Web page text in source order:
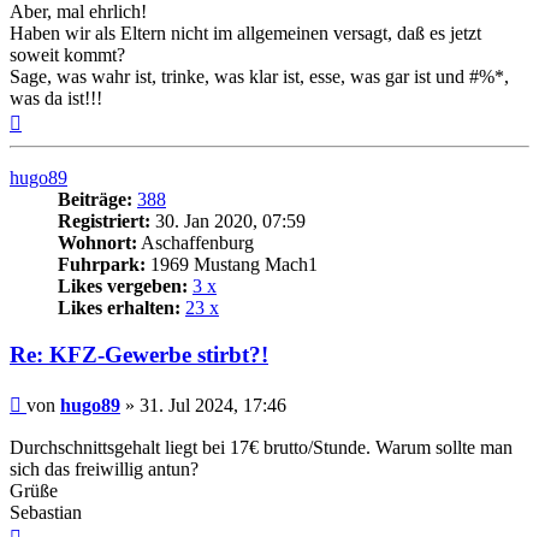
Aber, mal ehrlich!
Haben wir als Eltern nicht im allgemeinen versagt, daß es jetzt
soweit kommt?
Sage, was wahr ist, trinke, was klar ist, esse, was gar ist und #%*,
was da ist!!!
oben
hugo89
Beiträge: 388
Registriert: 30. Jan 2020, 07:59
Wohnort: Aschaffenburg
Fuhrpark: 1969 Mustang Mach1
Likes vergeben: 3 x
Likes erhalten: 23 x
Re: KFZ-Gewerbe stirbt?!
Beitrag
von hugo89 » 31. Jul 2024, 17:46
Durchschnittsgehalt liegt bei 17€ brutto/Stunde. Warum sollte man
sich das freiwillig antun?
Grüße
Sebastian